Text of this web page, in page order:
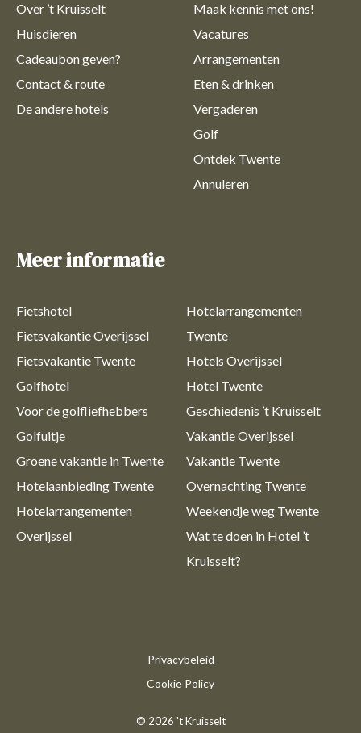
Over ’t Kruisselt
Huisdieren
Cadeaubon geven?
Contact & route
De andere hotels
Maak kennis met ons!
Vacatures
Arrangementen
Eten & drinken
Vergaderen
Golf
Ontdek Twente
Annuleren
Meer informatie
Fietshotel
Fietsvakantie Overijssel
Fietsvakantie Twente
Golfhotel
Voor de golfliefhebbers
Golfuitje
Groene vakantie in Twente
Hotelaanbieding Twente
Hotelarrangementen
Overijssel
Hotelarrangementen
Twente
Hotels Overijssel
Hotel Twente
Geschiedenis ’t Kruisselt
Vakantie Overijssel
Vakantie Twente
Overnachting Twente
Weekendje weg Twente
Wat te doen in Hotel ’t
Kruisselt?
© 2026 't Kruisselt
Privacybeleid
Cookie Policy